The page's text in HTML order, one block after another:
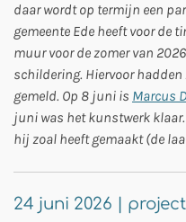
daar wordt op termijn een
gemeente Ede heeft voor de
muur voor de zomer van
schildering. Hiervoor hadden
gemeld. Op 8 juni is Marcus
juni was het kunstwerk
hij zoal heeft gemaakt (de
24 juni 2026 |